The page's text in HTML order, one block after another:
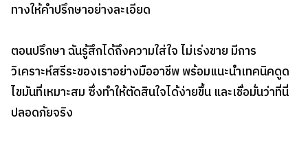
ทางให้คำปรึกษาอย่างละเอียด
ตอนปรึกษา ฉันรู้สึกได้ถึงความใส่ใจ ไม่เร่งขาย มีการ
วิเคราะห์สรีระของเราอย่างมืออาชีพ พร้อมแนะนำเทคนิคดูด
ไขมันที่เหมาะสม ซึ่งทำให้ตัดสินใจได้ง่ายขึ้น และเชื่อมั่นว่าที่นี่
ปลอดภัยจริง